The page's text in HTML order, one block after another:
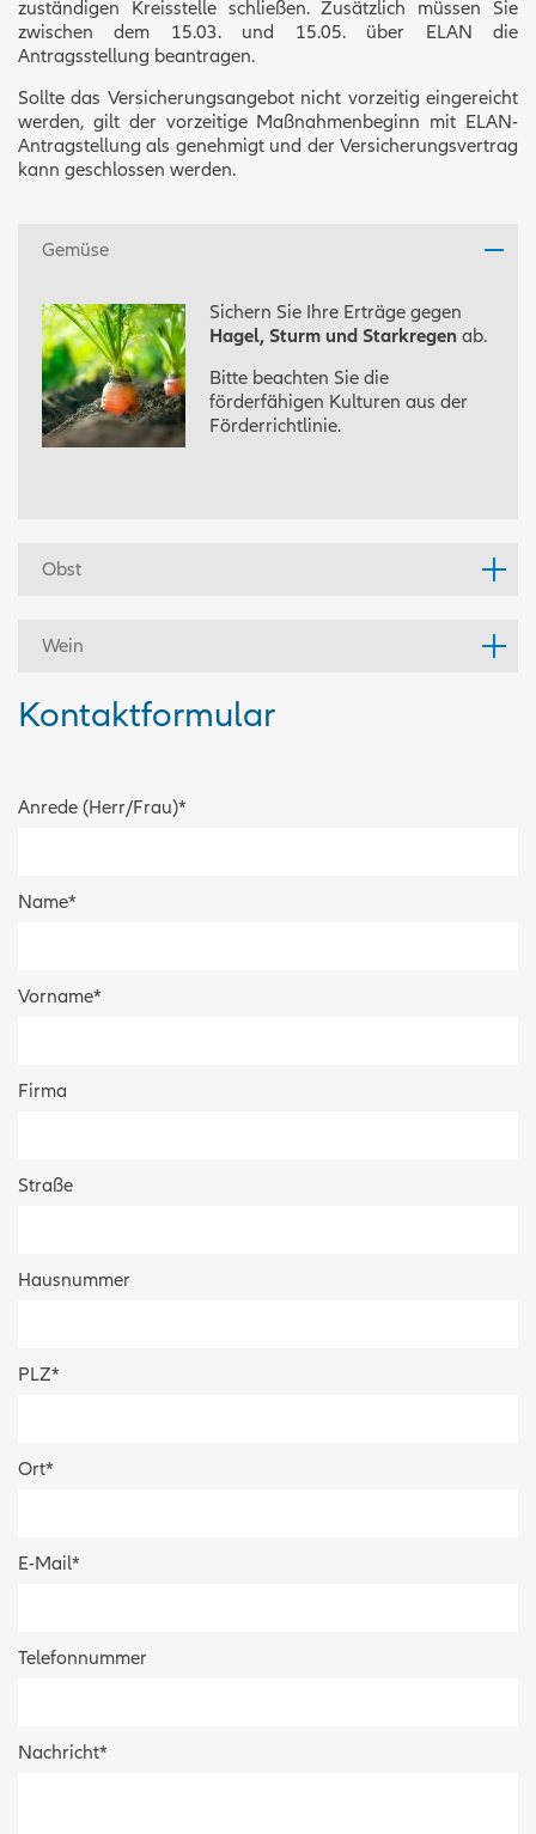
zuständigen Kreisstelle schließen. Zusätzlich müssen Sie
zwischen dem 15.03. und 15.05. über ELAN die
Antragsstellung beantragen.
Sollte das Versicherungsangebot nicht vorzeitig eingereicht
werden, gilt der vorzeitige Maßnahmenbeginn mit ELAN-
Antragstellung als genehmigt und der Versicherungsvertrag
kann geschlossen werden.
Gemüse
Sichern Sie Ihre Erträge gegen
Hagel, Sturm und Starkregen ab.
Bitte beachten Sie die
förderfähigen Kulturen aus der
Förderrichtlinie.
Obst
Wein
Kontaktformular
Anrede (Herr/Frau)*
Name*
Vorname*
Firma
Straße
Hausnummer
PLZ*
Ort*
E-Mail*
Telefonnummer
Nachricht*